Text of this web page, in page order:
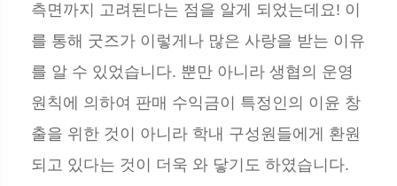
측면까지 고려된다는 점을 알게 되었는데요! 이
를 통해 굿즈가 이렇게나 많은 사랑을 받는 이유
를 알 수 있었습니다. 뿐만 아니라 생협의 운영
원칙에 의하여 판매 수익금이 특정인의 이윤 창
출을 위한 것이 아니라 학내 구성원들에게 환원
되고 있다는 것이 더욱 와 닿기도 하였습니다.